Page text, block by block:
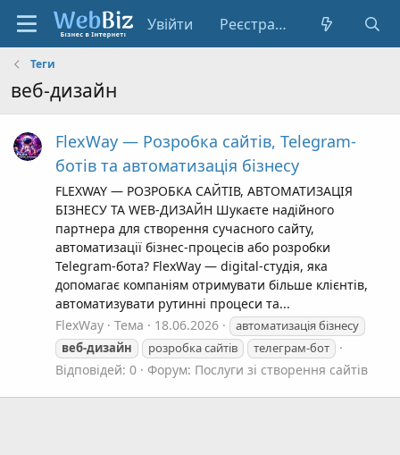
Увійти Реєстрація
Теги
веб-дизайн
FlexWay — Розробка сайтів, Telegram-
ботів та автоматизація бізнесу
FLEXWAY — РОЗРОБКА САЙТІВ, АВТОМАТИЗАЦІЯ
БІЗНЕСУ ТА WEB-ДИЗАЙН Шукаєте надійного
партнера для створення сучасного сайту,
автоматизації бізнес-процесів або розробки
Telegram-бота? FlexWay — digital-студія, яка
допомагає компаніям отримувати більше клієнтів,
автоматизувати рутинні процеси та...
FlexWay
Тема 18.06.2026
автоматизація бізнесу
веб-дизайн
розробка сайтів телеграм-бот
Відповідей: 0 Форум: Послуги зі створення сайтів